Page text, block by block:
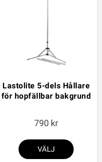
Lastolite 5-dels Hållare
för hopfällbar bakgrund
790
VÄLJ